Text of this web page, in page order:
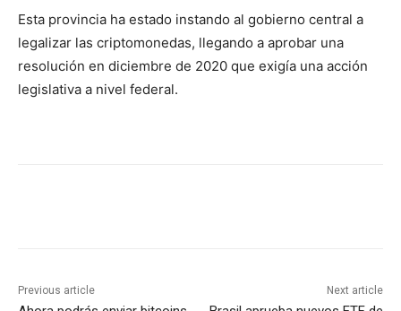
Esta provincia ha estado instando al gobierno central a
legalizar las criptomonedas, llegando a aprobar una
resolución en diciembre de 2020 que exigía una acción
legislativa a nivel federal.
Previous article Next article